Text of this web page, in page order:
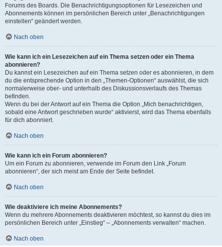
Forums des Boards. Die Benachrichtigungsoptionen für Lesezeichen und
Abonnements können im persönlichen Bereich unter „Benachrichtigungen
einstellen“ geändert werden.
Nach oben
Wie kann ich ein Lesezeichen auf ein Thema setzen oder ein Thema
abonnieren?
Du kannst ein Lesezeichen auf ein Thema setzen oder es abonnieren, in dem
du die entsprechende Option in den „Themen-Optionen“ auswählst, die sich
normalerweise ober- und unterhalb des Diskussionsverlaufs des Themas
befinden.
Wenn du bei der Antwort auf ein Thema die Option „Mich benachrichtigen,
sobald eine Antwort geschrieben wurde“ aktivierst, wird das Thema ebenfalls
für dich abonniert.
Nach oben
Wie kann ich ein Forum abonnieren?
Um ein Forum zu abonnieren, verwende im Forum den Link „Forum
abonnieren“, der sich meist am Ende der Seite befindet.
Nach oben
Wie deaktiviere ich meine Abonnements?
Wenn du mehrere Abonnements deaktivieren möchtest, so kannst du dies im
persönlichen Bereich unter „Einstieg“ – „Abonnements verwalten“ machen.
Nach oben